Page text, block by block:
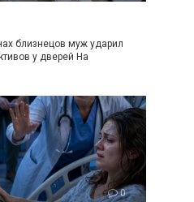
близнецов муж ударил
у дверей На
0